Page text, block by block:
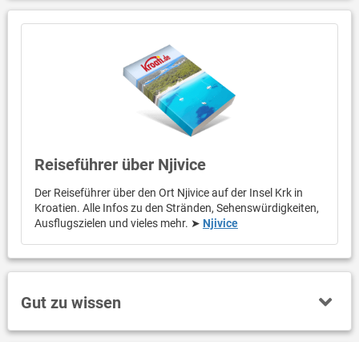
Reiseführer über Njivice
Der Reiseführer über den Ort Njivice auf der Insel Krk in
Kroatien. Alle Infos zu den Stränden, Sehenswürdigkeiten,
Ausflugszielen und vieles mehr. ➤ Njivice
Gut zu wissen